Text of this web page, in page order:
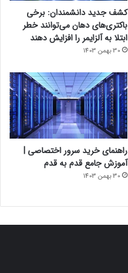
کشف جدید دانشمندان: برخی
باکتری‌های دهان می‌توانند خطر
ابتلا به آلزایمر را افزایش دهند
30 بهمن 1403
راهنمای خرید سرور اختصاصی |
آموزش جامع قدم به قدم
30 بهمن 1403